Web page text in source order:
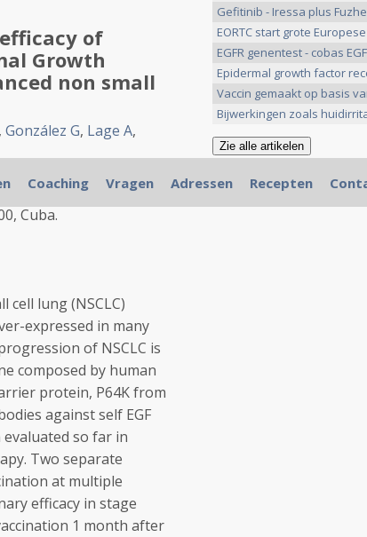
of
Growth
non small
, González G, Lage A,
Cuba.
cell lung (NSCLC)
expressed in many
of NSCLC is
composed by human
protein, P64K from
against self EGF
evaluated so far in
Two separate
at multiple
efficacy in stage
1 month after
>>
Gefitinib - Iressa plus
EORTC start grote
EGFR genentest - cobas
Epidermal growth factor
Vaccin gemaakt op basis
Bijwerkingen zoals
Coaching Vragen Adressen Recepten